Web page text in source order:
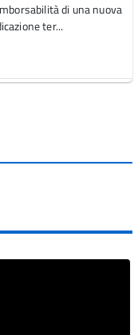
di una nuova
ter...